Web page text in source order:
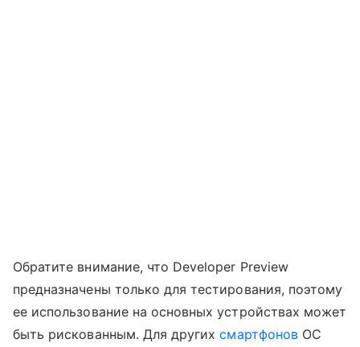
Обратите внимание, что Developer Preview
предназначены только для тестирования, поэтому
ее использование на основных устройствах может
быть рискованным. Для другихсмартфоновОС